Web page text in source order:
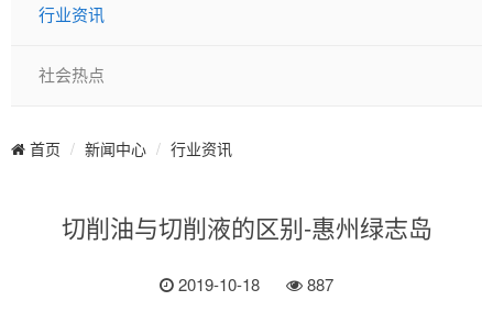
行业资讯
社会热点
首页 新闻中心 行业资讯
切削油与切削液的区别-惠州绿志岛
2019-10-18 887